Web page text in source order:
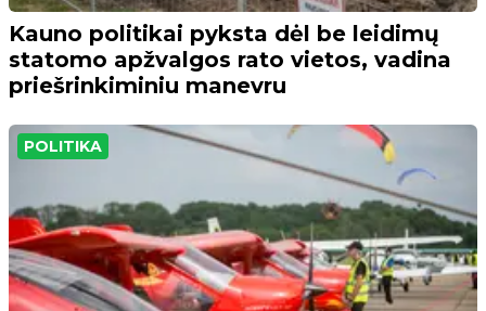
Kauno politikai pyksta dėl be leidimų
statomo apžvalgos rato vietos, vadina
priešrinkiminiu manevru
POLITIKA